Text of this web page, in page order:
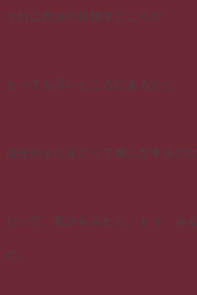
それは自分の目指すところが
とっても高いところにあるから
自分がまだまだって感じがするの
だって、私からみたら、もう、み
の。